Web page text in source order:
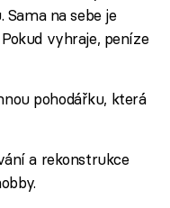
na sebe je
vyhraje, peníze
pohodářku, která
a rekonstrukce